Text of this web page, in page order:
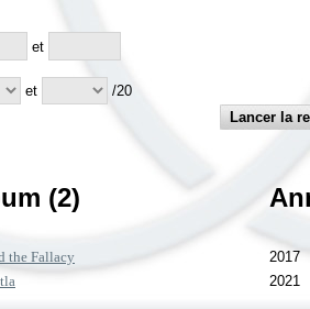
et
et /20
(2)
the Fallacy
2017
2021